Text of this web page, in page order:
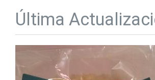
Última